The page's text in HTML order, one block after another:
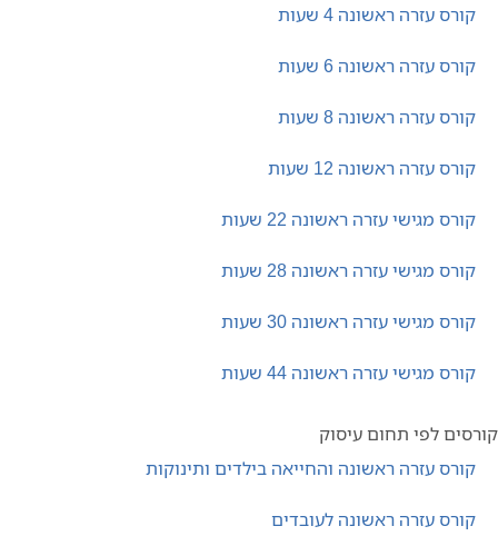
קורס עזרה ראשונה 4 שעות
קורס עזרה ראשונה 6 שעות
קורס עזרה ראשונה 8 שעות
קורס עזרה ראשונה 12 שעות
קורס מגישי עזרה ראשונה 22 שעות
קורס מגישי עזרה ראשונה 28 שעות
קורס מגישי עזרה ראשונה 30 שעות
קורס מגישי עזרה ראשונה 44 שעות
לפי תחום עיסוק
קורס עזרה ראשונה והחייאה בילדים ותינוקות
קורס עזרה ראשונה לעובדים